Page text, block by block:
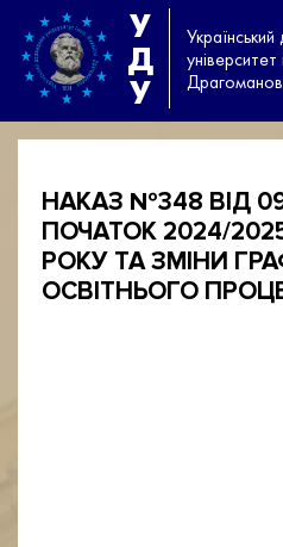
У
Д
У
НАКАЗ №348 ВІД
ПОЧАТОК 2024/
РОКУ ТА ЗМІНИ
ОСВІТНЬОГО